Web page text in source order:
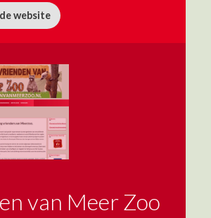
website
van Meer Zoo